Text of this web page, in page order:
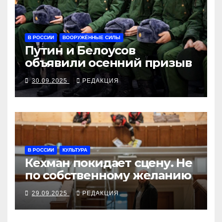
В РОССИИ ВООРУЖЁННЫЕ СИЛЫ
Путин и Белоусов
объявили осенний призыв
30.09.2025 РЕДАКЦИЯ
В РОССИИ КУЛЬТУРА
Кехман покидает сцену. Не
по собственному желанию
29.09.2025 РЕДАКЦИЯ